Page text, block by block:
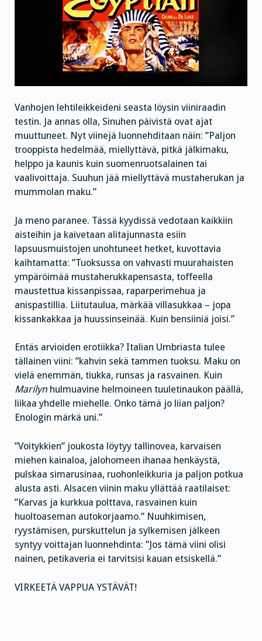
Vanhojen lehtileikkeideni seasta löysin viiniraadin
testin. Ja annas olla, Sinuhen päivistä ovat ajat
muuttuneet. Nyt viinejä luonnehditaan näin: ”Paljon
trooppista hedelmää, miellyttävä, pitkä jälkimaku,
helppo ja kaunis kuin suomenruotsalainen tai
vaalivoittaja. Suuhun jää miellyttävä mustaherukan ja
mummolan maku.”
Ja meno paranee. Tässä kyydissä vedotaan kaikkiin
aisteihin ja kaivetaan alitajunnasta esiin
lapsuusmuistojen unohtuneet hetket, kuvottavia
kaihtamatta: ”Tuoksussa on vahvasti muurahaisten
ympäröimää mustaherukkapensasta, toffeella
maustettua kissanpissaa, raparperimehua ja
anispastillia. Liitutaulua, märkää villasukkaa – jopa
kissankakkaa ja huussinseinää. Kuin bensiiniä joisi.”
Entäs arvioiden erotiikka? Italian Umbriasta tulee
tällainen viini: ”kahvin sekä tammen tuoksu. Maku on
vielä enemmän, tiukka, runsas ja rasvainen. Kuin
Marilyn hulmuavine helmoineen tuuletinaukon päällä,
liikaa yhdelle miehelle. Onko tämä jo liian paljon?
Enologin märkä uni.”
”Voitykkien” joukosta löytyy tallinovea, karvaisen
miehen kainaloa, jalohomeen ihanaa henkäystä,
pulskaa simarusinaa, ruohonleikkuria ja paljon potkua
alusta asti. Alsacen viinin maku yllättää raatilaiset:
”Karvas ja kurkkua polttava, rasvainen kuin
huoltoaseman autokorjaamo.” Nuuhkimisen,
ryystämisen, purskuttelun ja sylkemisen jälkeen
syntyy voittajan luonnehdinta: ”Jos tämä viini olisi
nainen, petikaveria ei tarvitsisi kauan etsiskellä.”
VIRKEETÄ VAPPUA YSTÄVÄT!